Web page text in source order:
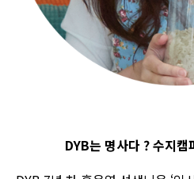
DYB는 명사다 ? 수지캠